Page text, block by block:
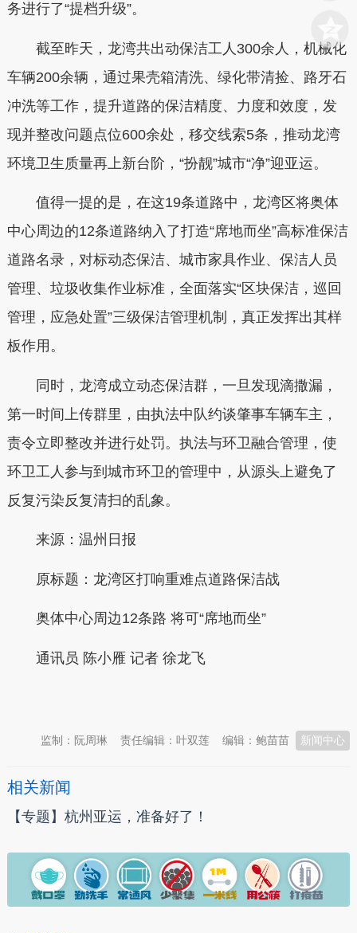
务进行了“提档升级”。
截至昨天，龙湾共出动保洁工人300余人，机械化
车辆200余辆，通过果壳箱清洗、绿化带清捡、路牙石
冲洗等工作，提升道路的保洁精度、力度和效度，发
现并整改问题点位600余处，移交线索5条，推动龙湾
环境卫生质量再上新台阶，“扮靓”城市“净”迎亚运。
值得一提的是，在这19条道路中，龙湾区将奥体
中心周边的12条道路纳入了打造“席地而坐”高标准保洁
道路名录，对标动态保洁、城市家具作业、保洁人员
管理、垃圾收集作业标准，全面落实“区块保洁，巡回
管理，应急处置”三级保洁管理机制，真正发挥出其样
板作用。
同时，龙湾成立动态保洁群，一旦发现滴撒漏，
第一时间上传群里，由执法中队约谈肇事车辆车主，
责令立即整改并进行处罚。执法与环卫融合管理，使
环卫工人参与到城市环卫的管理中，从源头上避免了
反复污染反复清扫的乱象。
来源：温州日报
原标题：龙湾区打响重难点道路保洁战
奥体中心周边12条路 将可“席地而坐”
通讯员 陈小雁 记者 徐龙飞
新闻中心
编辑：鲍苗苗
责任编辑：叶双莲
监制：阮周琳
相关新闻
【专题】杭州亚运，准备好了！